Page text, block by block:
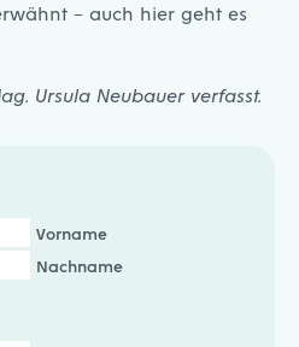
– auch hier geht es
Ursula Neubauer verfasst.
Vorname
Nachname